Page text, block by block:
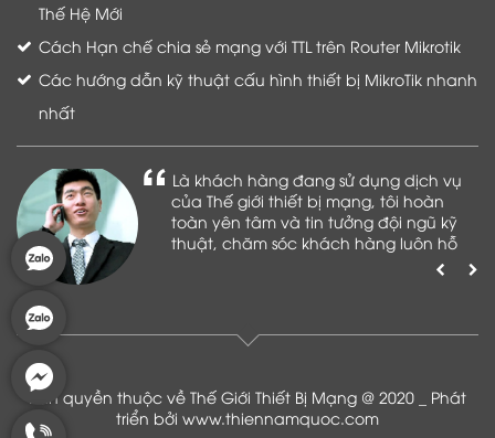
Thế Hệ Mới
Cách Hạn chế chia sẻ mạng với TTL trên Router Mikrotik
Các hướng dẫn kỹ thuật cấu hình thiết bị MikroTik nhanh
nhất
Là khách hàng đang sử dụng dịch vụ
của Thế giới thiết bị mạng, tôi hoàn
toàn yên tâm và tin tưởng đội ngũ kỹ
thuật, chăm sóc khách hàng luôn hỗ
Bản quyền thuộc về Thế Giới Thiết Bị Mạng @ 2020 _ Phát
triển bởi www.thiennamquoc.com